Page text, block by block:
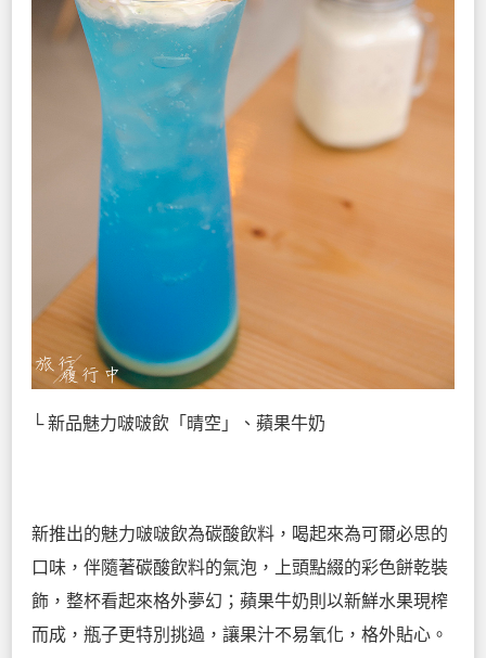
└ 新品魅力啵啵飲「晴空」、蘋果牛奶
新推出的魅力啵啵飲為碳酸飲料，喝起來為可爾必思的
口味，伴隨著碳酸飲料的氣泡，上頭點綴的彩色餅乾裝
飾，整杯看起來格外夢幻；蘋果牛奶則以新鮮水果現榨
而成，瓶子更特別挑過，讓果汁不易氧化，格外貼心。